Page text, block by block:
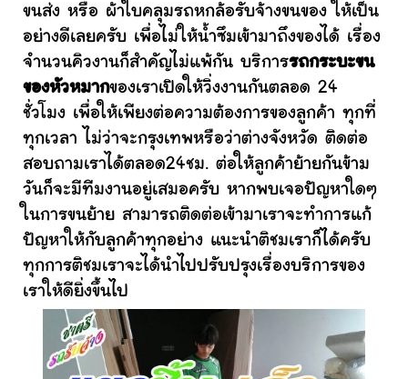
ขนส่ง หรือ ผ้าใบคลุมรถหกล้อรับจ้างขนของ ให้เป็น
อย่างดีเลยครับ เพื่อไม่ให้น้ำซึมเข้ามาถึงของได้ เรื่อง
จำนวนคิวงานก็สำคัญไม่แพ้กัน บริการรถกระบะขน
ของหัวหมากของเราเปิดให้วิ่งงานกันตลอด 24
ชั่วโมง เพื่อให้เพียงต่อความต้องการของลูกค้า ทุกที่
ทุกเวลา ไม่ว่าจะกรุงเทพหรือว่าต่างจังหวัด ติดต่อ
สอบถามเราได้ตลอด24ชม. ต่อให้ลูกค้าย้ายกันข้าม
วันก็จะมีทีมงานอยู่เสมอครับ หากพบเจอปัญหาใดๆ
ในการขนย้าย สามารถติดต่อเข้ามาเราจะทำการแก้
ปัญหาให้กับลูกค้าทุกอย่าง แนะนำติชมเราก็ได้ครับ
ทุกการติชมเราจะได้นำไปปรับปรุงเรื่องบริการของ
เราให้ดียิ่งขึ้นไป